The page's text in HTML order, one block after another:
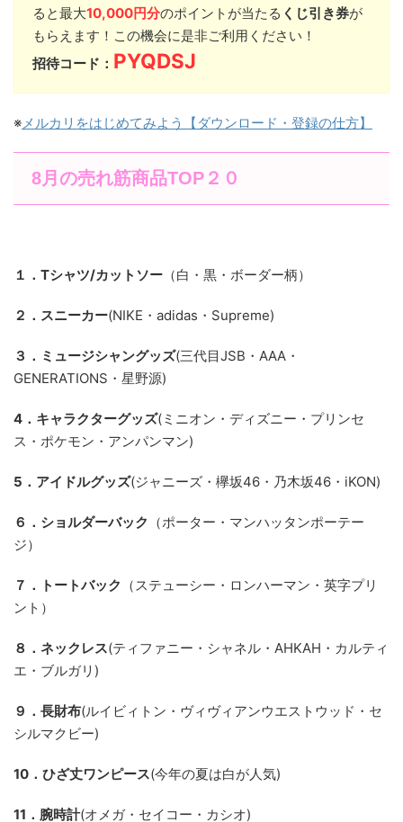
ると最大10,000円分のポイントが当たる くじ引き券が
もらえます！この機会に是非ご利用ください！
招待コード： PYQDSJ
※ メルカリをはじめてみよう【ダウンロード・登録の仕方】
8月の売れ筋商品TOP２０
１．Tシャツ/カットソー （白・黒・ボーダー柄）
２．スニーカー(NIKE・adidas・Supreme)
３．ミュージシャングッズ(三代目JSB・AAA・
GENERATIONS・星野源)
4．キャラクターグッズ(ミニオン・ディズニー・プリンセ
ス・ポケモン・アンパンマン)
5．アイドルグッズ(ジャニーズ・欅坂46・乃木坂46・iKON)
６．ショルダーバック （ポーター・マンハッタンポーテー
ジ）
７．トートバック （ステューシー・ロンハーマン・英字プリ
ント）
８．ネックレス(ティファニー・シャネル・AHKAH・カルティ
エ・ブルガリ)
９．長財布(ルイビィトン・ヴィヴィアンウエストウッド・セ
シルマクビー)
10．ひざ丈ワンピース(今年の夏は白が人気)
11．腕時計(オメガ・セイコー・カシオ)